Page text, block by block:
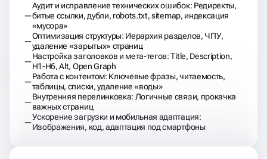
Аудит и исправление технических ошибок: Редиректы,
битые ссылки, дубли, robots.txt, sitemap, индексация
«мусора»
Оптимизация структуры: Иерархия разделов, ЧПУ,
удаление «зарытых» страниц
Настройка заголовков и мета-тегов: Title, Description,
H1-H6, Alt, Open Graph
Работа с контентом: Ключевые фразы, читаемость,
таблицы, списки, удаление «воды»
Внутренняя перелинковка: Логичные связи, прокачка
важных страниц
Ускорение загрузки и мобильная адаптация:
Изображения, код, адаптация под смартфоны